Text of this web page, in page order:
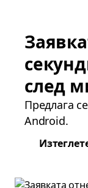
след
Предлага
Android.